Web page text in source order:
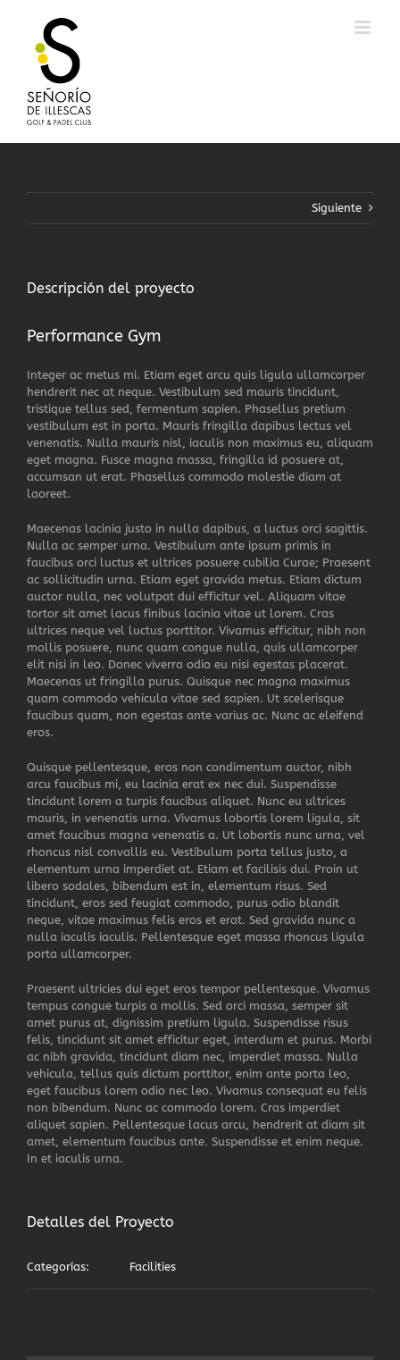
contenido
Siguiente
Descripción del proyecto
Performance Gym
Integer ac metus mi. Etiam eget arcu quis ligula ullamcorper
hendrerit nec at neque. Vestibulum sed mauris tincidunt,
tristique tellus sed, fermentum sapien. Phasellus pretium
vestibulum est in porta. Mauris fringilla dapibus lectus vel
venenatis. Nulla mauris nisl, iaculis non maximus eu, aliquam
eget magna. Fusce magna massa, fringilla id posuere at,
accumsan ut erat. Phasellus commodo molestie diam at
laoreet.
Maecenas lacinia justo in nulla dapibus, a luctus orci sagittis.
Nulla ac semper urna. Vestibulum ante ipsum primis in
faucibus orci luctus et ultrices posuere cubilia Curae; Praesent
ac sollicitudin urna. Etiam eget gravida metus. Etiam dictum
auctor nulla, nec volutpat dui efficitur vel. Aliquam vitae
tortor sit amet lacus finibus lacinia vitae ut lorem. Cras
ultrices neque vel luctus porttitor. Vivamus efficitur, nibh non
mollis posuere, nunc quam congue nulla, quis ullamcorper
elit nisi in leo. Donec viverra odio eu nisi egestas placerat.
Maecenas ut fringilla purus. Quisque nec magna maximus
quam commodo vehicula vitae sed sapien. Ut scelerisque
faucibus quam, non egestas ante varius ac. Nunc ac eleifend
eros.
Quisque pellentesque, eros non condimentum auctor, nibh
arcu faucibus mi, eu lacinia erat ex nec dui. Suspendisse
tincidunt lorem a turpis faucibus aliquet. Nunc eu ultrices
mauris, in venenatis urna. Vivamus lobortis lorem ligula, sit
amet faucibus magna venenatis a. Ut lobortis nunc urna, vel
rhoncus nisl convallis eu. Vestibulum porta tellus justo, a
elementum urna imperdiet at. Etiam et facilisis dui. Proin ut
libero sodales, bibendum est in, elementum risus. Sed
tincidunt, eros sed feugiat commodo, purus odio blandit
neque, vitae maximus felis eros et erat. Sed gravida nunc a
nulla iaculis iaculis. Pellentesque eget massa rhoncus ligula
porta ullamcorper.
Praesent ultricies dui eget eros tempor pellentesque. Vivamus
tempus congue turpis a mollis. Sed orci massa, semper sit
amet purus at, dignissim pretium ligula. Suspendisse risus
felis, tincidunt sit amet efficitur eget, interdum et purus. Morbi
ac nibh gravida, tincidunt diam nec, imperdiet massa. Nulla
vehicula, tellus quis dictum porttitor, enim ante porta leo,
eget faucibus lorem odio nec leo. Vivamus consequat eu felis
non bibendum. Nunc ac commodo lorem. Cras imperdiet
aliquet sapien. Pellentesque lacus arcu, hendrerit at diam sit
amet, elementum faucibus ante. Suspendisse et enim neque.
In et iaculis urna.
Detalles del Proyecto
Categorías: Facilities